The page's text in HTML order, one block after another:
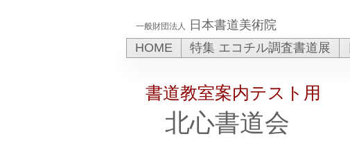
一般財団法人
日本書道美術院
HOME
特集 エコチル調査書道展
北心書道会
書道教室案内テスト用